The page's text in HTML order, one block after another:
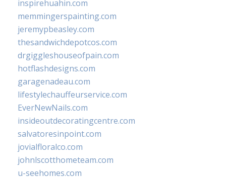
inspirehuahin.com
memmingerspainting.com
jeremypbeasley.com
thesandwichdepotcos.com
drgiggleshouseofpain.com
hotflashdesigns.com
garagenadeau.com
lifestylechauffeurservice.com
EverNewNails.com
insideoutdecoratingcentre.com
salvatoresinpoint.com
jovialfloralco.com
johnlscotthometeam.com
u-seehomes.com